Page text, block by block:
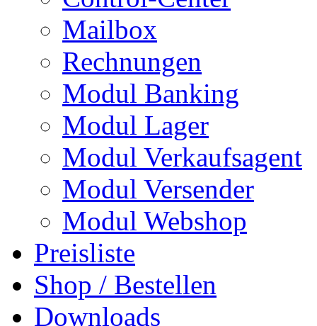
Mailbox
Rechnungen
Modul Banking
Modul Lager
Modul Verkaufsagent
Modul Versender
Modul Webshop
Preisliste
Shop / Bestellen
Downloads